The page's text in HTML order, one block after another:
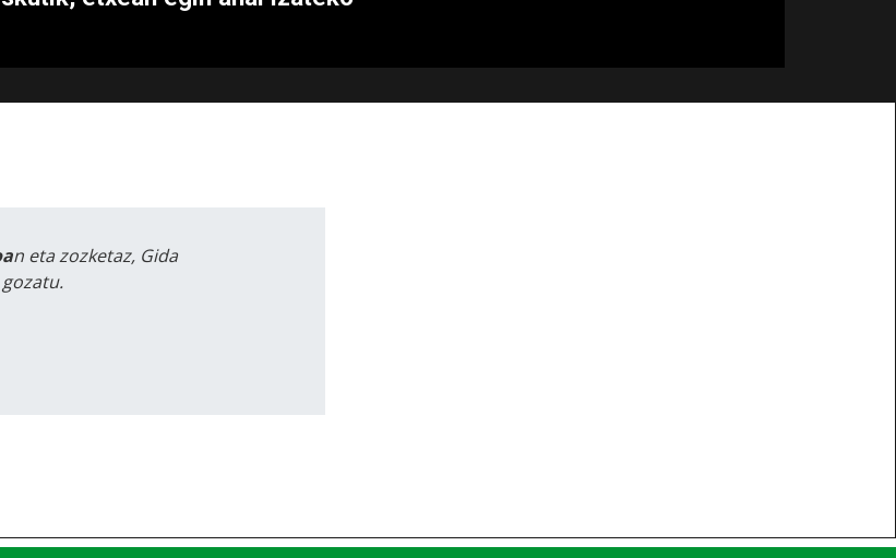
n eta zozketaz, Gida